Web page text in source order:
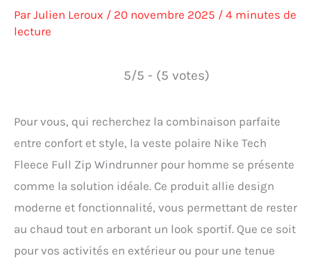
ParJulien Leroux / 20 novembre 2025 / 4 minutes de
lecture
5/5 - (5 votes)
Pour vous, qui recherchez la combinaison parfaite
entre confort et style, la veste polaire Nike Tech
Fleece Full Zip Windrunner pour homme se présente
comme la solution idéale. Ce produit allie design
moderne et fonctionnalité, vous permettant de rester
au chaud tout en arborant un look sportif. Que ce soit
pour vos activités en extérieur ou pour une tenue